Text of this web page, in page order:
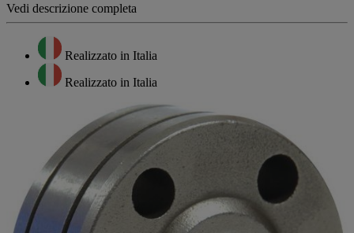
Vedi descrizione completa
Realizzato in Italia
Realizzato in Italia